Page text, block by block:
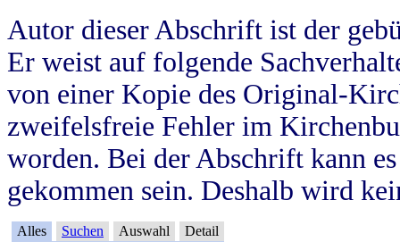
Autor dieser Abschrift ist der
Er weist auf folgende
von einer Kopie des Original-
zweifelsfreie Fehler im
worden. Bei der Abschrift kann
gekommen sein. Deshalb wird
Alles Suchen Auswahl Detail